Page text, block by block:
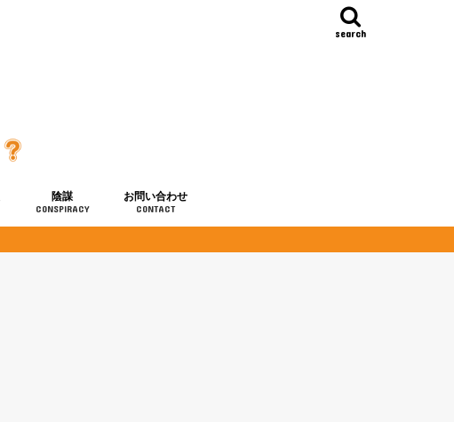
search
陰謀
CONSPIRACY
お問い合わせ
CONTACT